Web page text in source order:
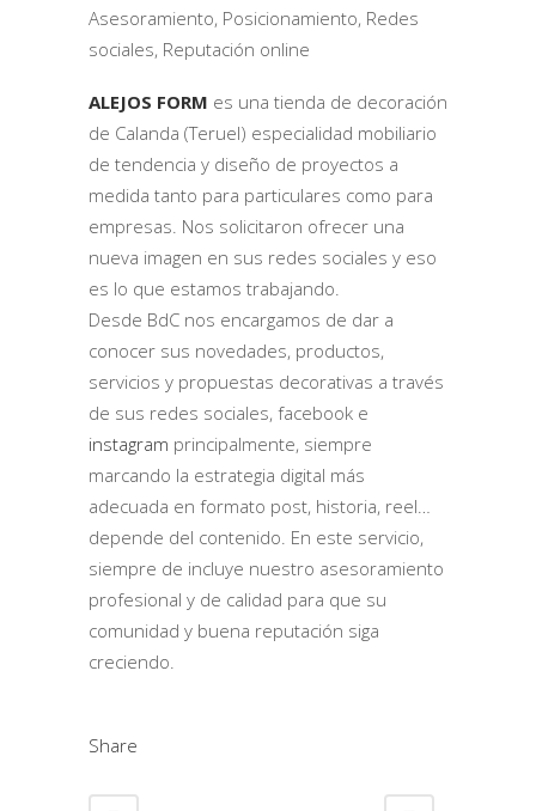
Asesoramiento, Posicionamiento, Redes
sociales, Reputación online
ALEJOS FORM es una tienda de decoración
de Calanda (Teruel) especialidad mobiliario
de tendencia y diseño de proyectos a
medida tanto para particulares como para
empresas. Nos solicitaron ofrecer una
nueva imagen en sus redes sociales y eso
es lo que estamos trabajando.
Desde BdC nos encargamos de dar a
conocer sus novedades, productos,
servicios y propuestas decorativas a través
de sus redes sociales, facebook e
instagram principalmente, siempre
marcando la estrategia digital más
adecuada en formato post, historia, reel…
depende del contenido. En este servicio,
siempre de incluye nuestro asesoramiento
profesional y de calidad para que su
comunidad y buena reputación siga
creciendo.
Share